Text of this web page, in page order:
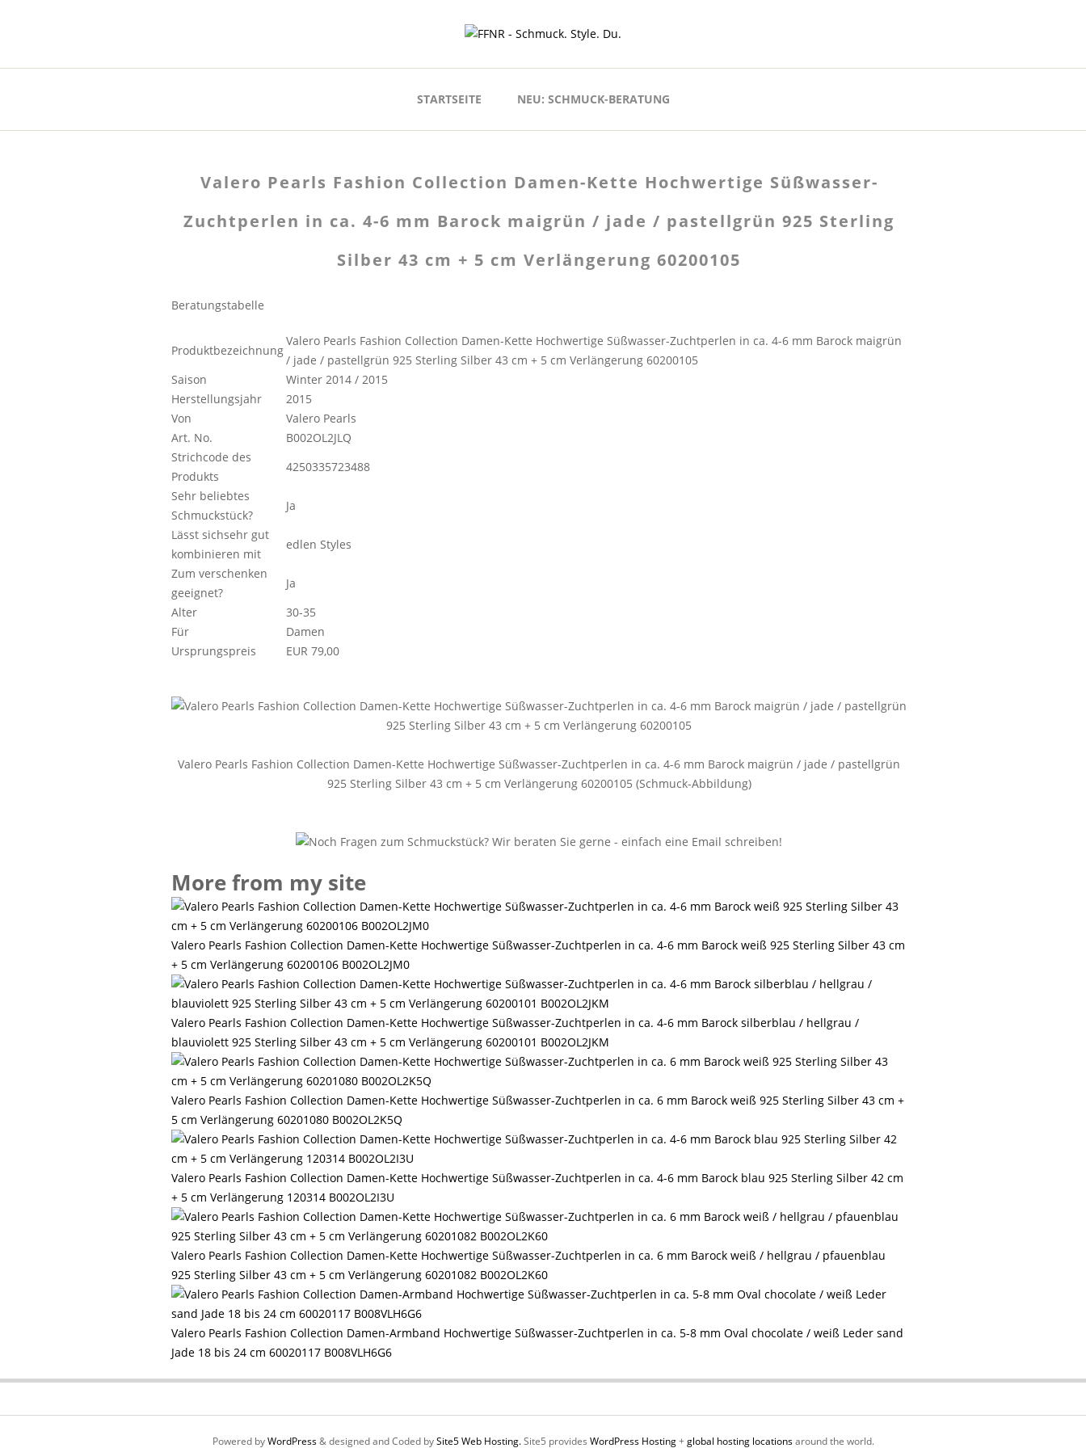
STARTSEITE NEU: SCHMUCK-BERATUNG
Valero Pearls Fashion Collection Damen-Kette Hochwertige Süßwasser-
Zuchtperlen in ca. 4-6 mm Barock maigrün / jade / pastellgrün 925 Sterling
Silber 43 cm + 5 cm Verlängerung 60200105
Beratungstabelle
Produktbezeichnung
Valero Pearls Fashion Collection Damen-Kette Hochwertige Süßwasser-Zuchtperlen in ca. 4-6 mm Barock maigrün
/ jade / pastellgrün 925 Sterling Silber 43 cm + 5 cm Verlängerung 60200105
Saison
Winter 2014 / 2015
Herstellungsjahr
2015
Von
Valero Pearls
Art. No.
B002OL2JLQ
Strichcode des
Produkts
4250335723488
Sehr beliebtes
Schmuckstück?
Ja
Lässt sichsehr gut
kombinieren mit
edlen Styles
Zum verschenken
geeignet?
Ja
Alter
30-35
Für
Damen
Ursprungspreis
EUR 79,00
Valero Pearls Fashion Collection Damen-Kette Hochwertige Süßwasser-Zuchtperlen in ca. 4-6 mm Barock maigrün / jade / pastellgrün
925 Sterling Silber 43 cm + 5 cm Verlängerung 60200105 (Schmuck-Abbildung)
More from my site
Valero Pearls Fashion Collection Damen-Kette Hochwertige Süßwasser-Zuchtperlen in ca. 4-6 mm Barock weiß 925 Sterling Silber 43 cm
+ 5 cm Verlängerung 60200106 B002OL2JM0
Valero Pearls Fashion Collection Damen-Kette Hochwertige Süßwasser-Zuchtperlen in ca. 4-6 mm Barock silberblau / hellgrau /
blauviolett 925 Sterling Silber 43 cm + 5 cm Verlängerung 60200101 B002OL2JKM
Valero Pearls Fashion Collection Damen-Kette Hochwertige Süßwasser-Zuchtperlen in ca. 6 mm Barock weiß 925 Sterling Silber 43 cm +
5 cm Verlängerung 60201080 B002OL2K5Q
Valero Pearls Fashion Collection Damen-Kette Hochwertige Süßwasser-Zuchtperlen in ca. 4-6 mm Barock blau 925 Sterling Silber 42 cm
+ 5 cm Verlängerung 120314 B002OL2I3U
Valero Pearls Fashion Collection Damen-Kette Hochwertige Süßwasser-Zuchtperlen in ca. 6 mm Barock weiß / hellgrau / pfauenblau
925 Sterling Silber 43 cm + 5 cm Verlängerung 60201082 B002OL2K60
Valero Pearls Fashion Collection Damen-Armband Hochwertige Süßwasser-Zuchtperlen in ca. 5-8 mm Oval chocolate / weiß Leder sand
Jade 18 bis 24 cm 60020117 B008VLH6G6
Powered byWordPress& designed and Coded bySite5 Web Hosting.Site5 provides WordPress Hosting+global hosting locationsaround the world.